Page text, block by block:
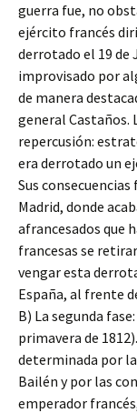
guerra fue, no
ejército francés
derrotado el 19 de
improvisado por
de manera
general Castaños.
repercusión:
era derrotado un
Sus
Madrid, donde
afrancesados que
francesas se
vengar esta
España, al frente
B) La segunda
primavera de
determinada por
Bailén y por las
emperador